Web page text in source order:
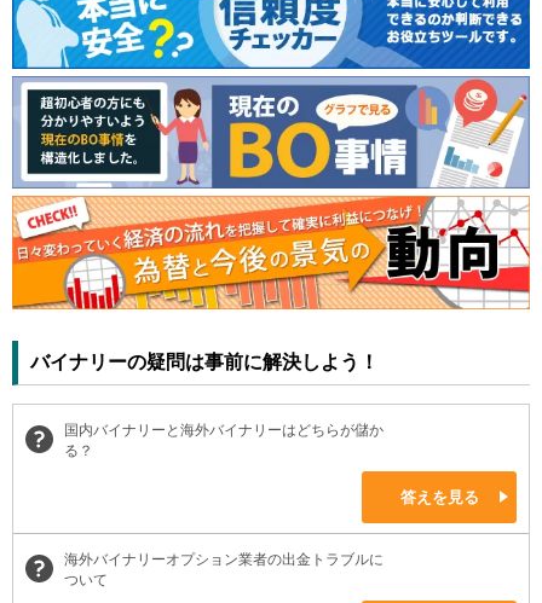
バイナリーの疑問は事前に解決しよう！
国内バイナリーと海外バイナリーはどちらが儲か
る？
答えを見る
海外バイナリーオプション業者の出金トラブルに
ついて